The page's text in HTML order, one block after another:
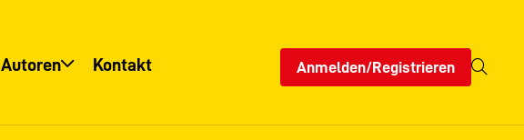
Autoren Kontakt Anmelden/Registrieren